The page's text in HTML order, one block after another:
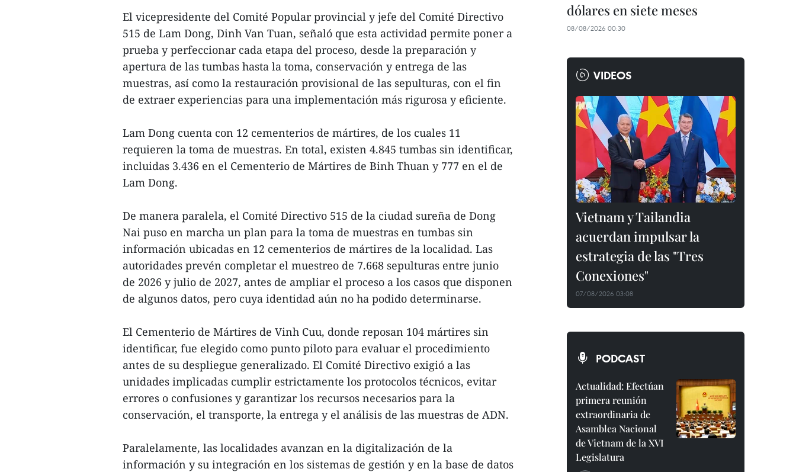
El vicepresidente del Comité Popular provincial y jefe del Comité Directivo
515 de Lam Dong, Dinh Van Tuan, señaló que esta actividad permite poner a
prueba y perfeccionar cada etapa del proceso, desde la preparación y
apertura de las tumbas hasta la toma, conservación y entrega de las
muestras, así como la restauración provisional de las sepulturas, con el fin
de extraer experiencias para una implementación más rigurosa y eficiente.
Lam Dong cuenta con 12 cementerios de mártires, de los cuales 11
requieren la toma de muestras. En total, existen 4.845 tumbas sin identificar,
incluidas 3.436 en el Cementerio de Mártires de Binh Thuan y 777 en el de
Lam Dong.
De manera paralela, el Comité Directivo 515 de la ciudad sureña de Dong
Nai puso en marcha un plan para la toma de muestras en tumbas sin
información ubicadas en 12 cementerios de mártires de la localidad. Las
autoridades prevén completar el muestreo de 7.668 sepulturas entre junio
de 2026 y julio de 2027, antes de ampliar el proceso a los casos que disponen
de algunos datos, pero cuya identidad aún no ha podido determinarse.
El Cementerio de Mártires de Vinh Cuu, donde reposan 104 mártires sin
identificar, fue elegido como punto piloto para evaluar el procedimiento
antes de su despliegue generalizado. El Comité Directivo exigió a las
unidades implicadas cumplir estrictamente los protocolos técnicos, evitar
errores o confusiones y garantizar los recursos necesarios para la
conservación, el transporte, la entrega y el análisis de las muestras de ADN.
Paralelamente, las localidades avanzan en la digitalización de la
información y su integración en los sistemas de gestión y en la base de datos
dólares en siete meses
08/08/2026 00:30
VIDEOS
Vietnam y Tailandia
acuerdan impulsar la
estrategia de las "Tres
Conexiones"
07/08/2026 03:08
PODCAST
Actualidad: Efectúan
primera reunión
extraordinaria de
Asamblea Nacional
de Vietnam de la XVI
Legislatura